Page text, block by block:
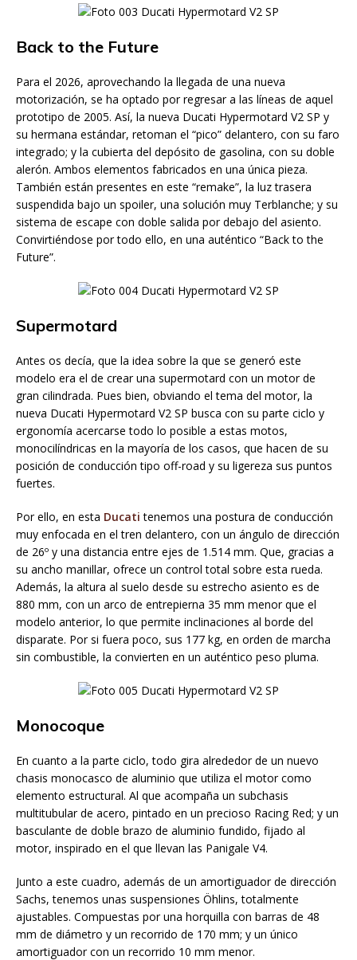
Back to the Future
Para el 2026, aprovechando la llegada de una nueva
motorización, se ha optado por regresar a las líneas de aquel
prototipo de 2005. Así, la nueva Ducati Hypermotard V2 SP y
su hermana estándar, retoman el “pico” delantero, con su faro
integrado; y la cubierta del depósito de gasolina, con su doble
alerón. Ambos elementos fabricados en una única pieza.
También están presentes en este “remake”, la luz trasera
suspendida bajo un spoiler, una solución muy Terblanche; y su
sistema de escape con doble salida por debajo del asiento.
Convirtiéndose por todo ello, en una auténtico “Back to the
Future”.
Supermotard
Antes os decía, que la idea sobre la que se generó este
modelo era el de crear una supermotard con un motor de
gran cilindrada. Pues bien, obviando el tema del motor, la
nueva Ducati Hypermotard V2 SP busca con su parte ciclo y
ergonomía acercarse todo lo posible a estas motos,
monocilíndricas en la mayoría de los casos, que hacen de su
posición de conducción tipo off-road y su ligereza sus puntos
fuertes.
Por ello, en esta Ducatitenemos una postura de conducción
muy enfocada en el tren delantero, con un ángulo de dirección
de 26º y una distancia entre ejes de 1.514 mm. Que, gracias a
su ancho manillar, ofrece un control total sobre esta rueda.
Además, la altura al suelo desde su estrecho asiento es de
880 mm, con un arco de entrepierna 35 mm menor que el
modelo anterior, lo que permite inclinaciones al borde del
disparate. Por si fuera poco, sus 177 kg, en orden de marcha
sin combustible, la convierten en un auténtico peso pluma.
Monocoque
En cuanto a la parte ciclo, todo gira alrededor de un nuevo
chasis monocasco de aluminio que utiliza el motor como
elemento estructural. Al que acompaña un subchasis
multitubular de acero, pintado en un precioso Racing Red; y un
basculante de doble brazo de aluminio fundido, fijado al
motor, inspirado en el que llevan las Panigale V4.
Junto a este cuadro, además de un amortiguador de dirección
Sachs, tenemos unas suspensiones Öhlins, totalmente
ajustables. Compuestas por una horquilla con barras de 48
mm de diámetro y un recorrido de 170 mm; y un único
amortiguador con un recorrido 10 mm menor.